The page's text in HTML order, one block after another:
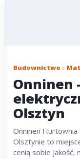
Budownictwo »
Onninen
Olsztyn
Onninen
Olsztynie to
cenią sobie jakość,